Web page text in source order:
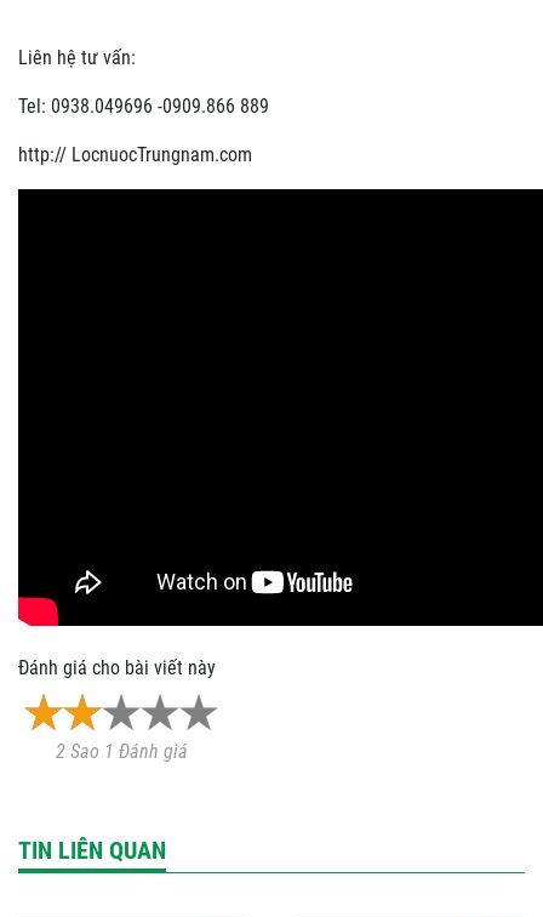
Liên hệ tư vấn:
Tel: 0938.049696 -0909.866 889
http:// LocnuocTrungnam.com
Đánh giá cho bài viết này
2 Sao 1 Đánh giá
TIN LIÊN QUAN